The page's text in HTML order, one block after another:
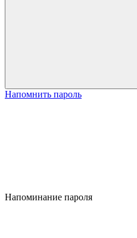
Напомнить пароль
Напоминание пароля